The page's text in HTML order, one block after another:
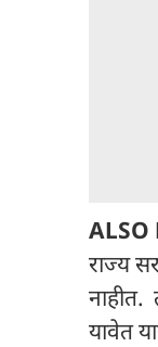
ALSO
राज्य
यावेत